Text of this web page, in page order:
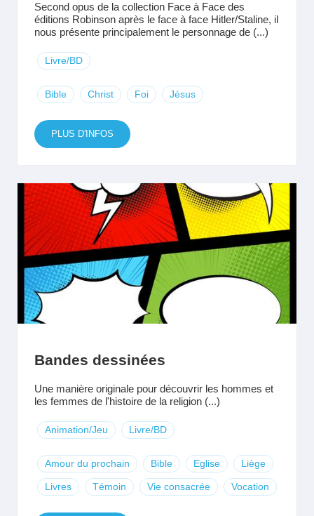
Second opus de la collection Face à Face des
éditions Robinson après le face à face Hitler/Staline, il
nous présente principalement le personnage de (...)
Livre/BD
Bible Christ Foi Jésus
PLUS D'INFOS
Bandes dessinées
Une manière originale pour découvrir les hommes et
les femmes de l'histoire de la religion (...)
Animation/Jeu Livre/BD
Amour du prochain Bible Eglise Liège
Livres Témoin Vie consacrée Vocation